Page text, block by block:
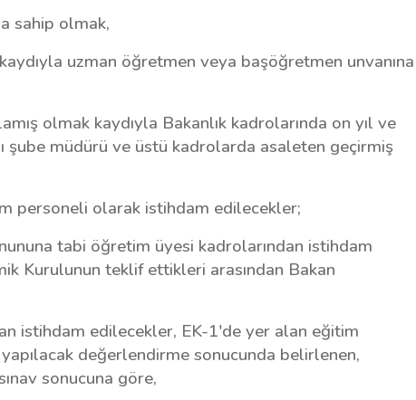
sahip olmak,
uzman öğretmen veya başöğretmen unvanına
olmak kaydıyla Bakanlık kadrolarında on yıl ve
şube müdürü ve üstü kadrolarda asaleten geçirmiş
personeli olarak istihdam edilecekler;
tabi öğretim üyesi kadrolarından istihdam
Kurulunun teklif ettikleri arasından Bakan
istihdam edilecekler, EK-1'de yer alan eğitim
değerlendirme sonucunda belirlenen,
sonucuna göre,